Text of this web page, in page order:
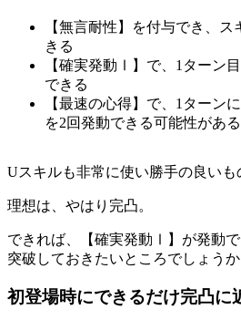
【無言耐性】を付与でき、
きる
【確実発動Ⅰ】で、1ターン
できる
【最速の心得】で、1ターン
を2回発動できる可能性があ
Uスキルも非常に使い勝手の良いも
理想は、やはり完凸。
できれば、【確実発動Ⅰ】が発動
突破しておきたいところでしょうか
初登場時にできるだけ完凸に